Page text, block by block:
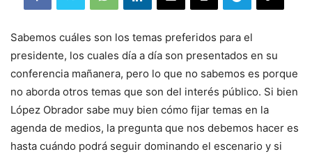
Sabemos cuáles son los temas preferidos para el
presidente, los cuales día a día son presentados en su
conferencia mañanera, pero lo que no sabemos es porque
no aborda otros temas que son del interés público. Si bien
López Obrador sabe muy bien cómo fijar temas en la
agenda de medios, la pregunta que nos debemos hacer es
hasta cuándo podrá seguir dominando el escenario y si